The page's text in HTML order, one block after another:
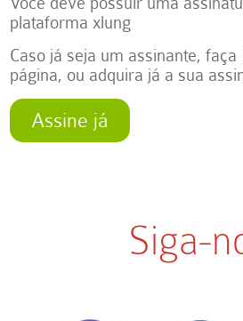
plataforma xlung
Caso já seja um assinante, faça
página, ou adquira já a sua
Assine já
Siga-